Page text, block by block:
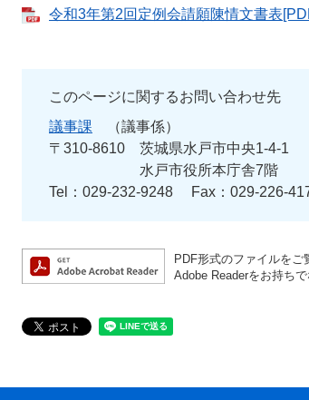
令和3年第2回定例会請願陳情文書表
このページに関するお問い合わせ先
議事課
議事係
〒310-8610
茨城県水戸市中央1-4-1
水戸市役所本庁舎7階
Tel：029-232-9248
Fax：029-226-
PDF形式のファイルをご
Adobe Readerをお持ち